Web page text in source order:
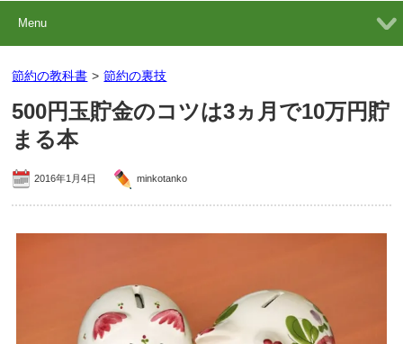
Menu
節約の教科書 > 節約の裏技
500円玉貯金のコツは3ヵ月で10万円貯
まる本
2016年1月4日 minkotanko